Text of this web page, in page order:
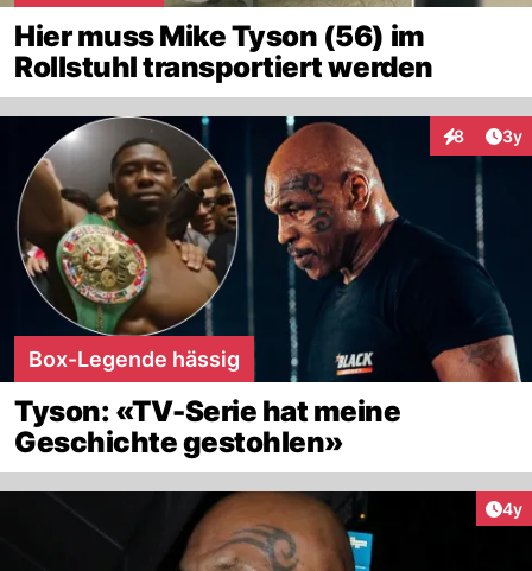
Hier muss Mike Tyson (56) im
Rollstuhl transportiert werden
8 3y
Box-Legende hässig
Tyson: «TV-Serie hat meine
Geschichte gestohlen»
4y